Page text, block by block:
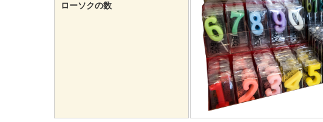
ローソクの数